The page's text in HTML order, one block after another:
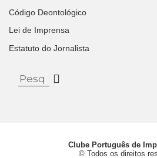
Código Deontológico
Lei de Imprensa
Estatuto do Jornalista
Clube Português de
© Todos os direitos